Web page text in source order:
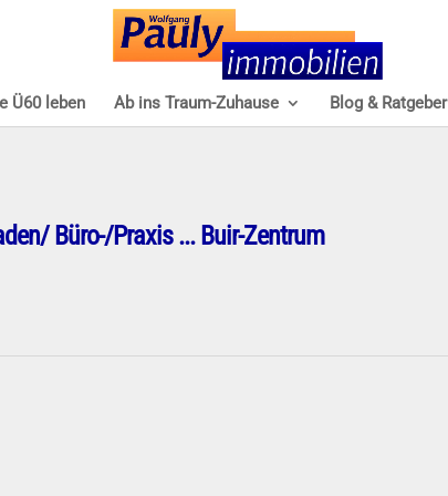
Ü60 leben Ab ins Traum-Zuhause Blog & Ratgeber
Büro-/Praxis ... Buir-Zentrum